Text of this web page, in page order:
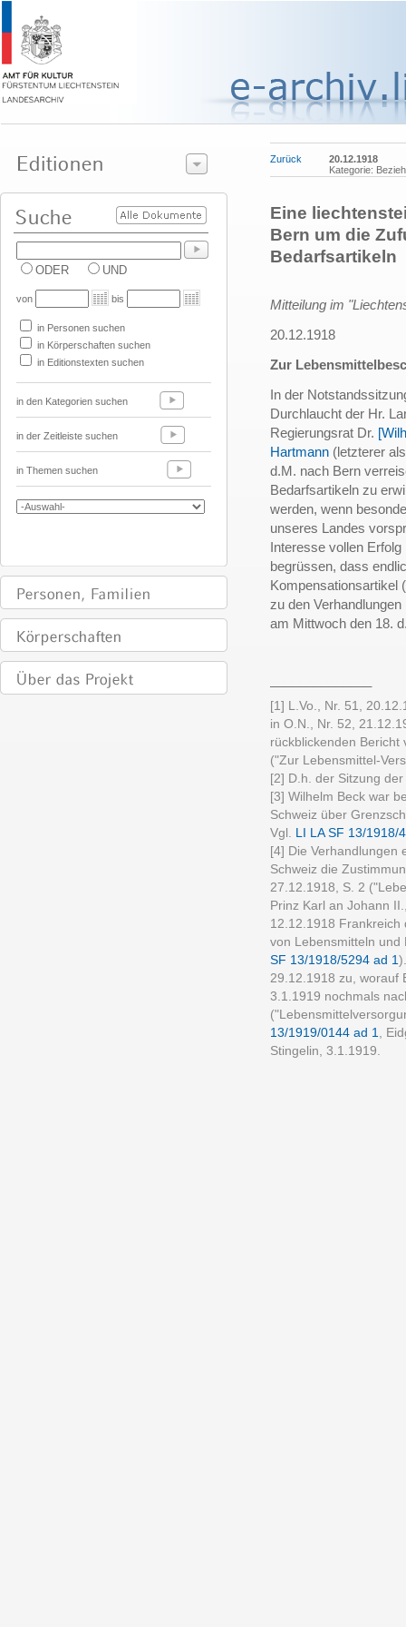
ODER UND
von bis
in Personen suchen
in Körperschaften suchen
in Editionstexten suchen
in den Kategorien suchen
in der Zeitleiste suchen
in Themen suchen
Zurück
20.12.1918
Kategorie:
Eine
Bern um die
Bedarfsartikeln
Mitteilung im
20.12.1918
Zur
In der
Durchlaucht der Hr.
Regierungsrat Dr.
Hartmann (letzterer
d.M. nach Bern
Bedarfsartikeln zu
werden, wenn
unseres Landes
Interesse vollen
begrüssen, dass
Kompensationsartikel
zu den
am Mittwoch den 18.
[1] L.Vo., Nr. 51,
in O.N., Nr. 52,
rückblickenden Bericht
("Zur Lebensmittel-
[2] D.h. der Sitzung der
[3] Wilhelm Beck war
Schweiz über
Vgl. LI LA SF 13/1918/
[4] Die Verhandlungen
Schweiz die
27.12.1918, S. 2
Prinz Karl an Johann
12.12.1918
von Lebensmitteln und
SF 13/1918/5294 ad 1
29.12.1918 zu, worauf
3.1.1919 nochmals
13/1919/0144 ad 1,
Stingelin, 3.1.1919.